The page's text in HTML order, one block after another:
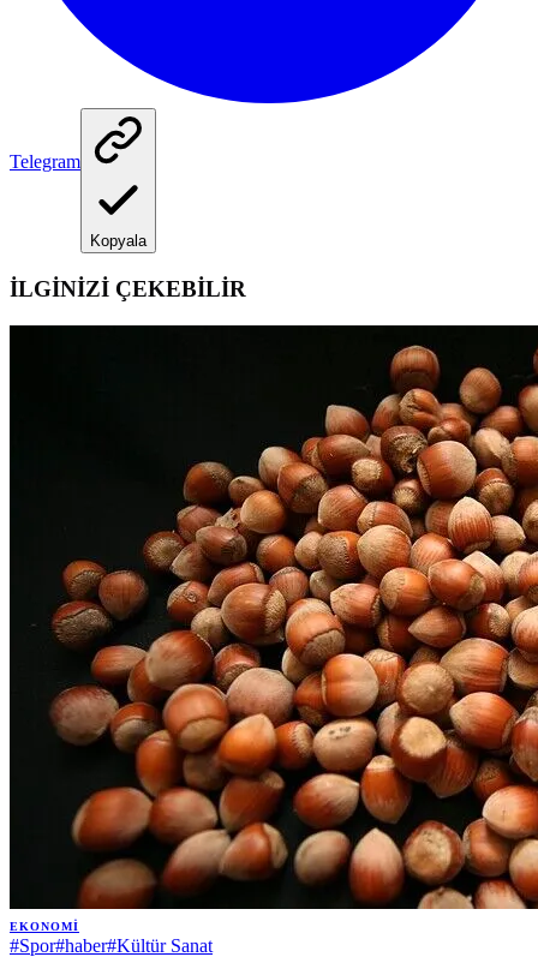
Telegram
Kopyala
İLGİNİZİ ÇEKEBİLİR
EKONOMI
#Spor#haber#Kültür Sanat